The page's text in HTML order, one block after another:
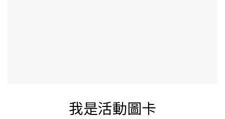
我是活動圖卡